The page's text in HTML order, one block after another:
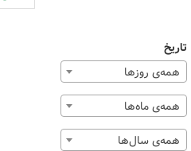
تاریخ
همه‌ی روزها
همه‌ی ماه‌ها
همه‌ی سال‌ها